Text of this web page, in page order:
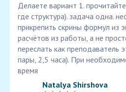
Делаете вариант 1.
где структура). задача одна.
прикрепить скрины формул из
расчётов из работы, а не
переслать как преподаватель
пары, 2,5 часа). При
время
Natalya Shirshova